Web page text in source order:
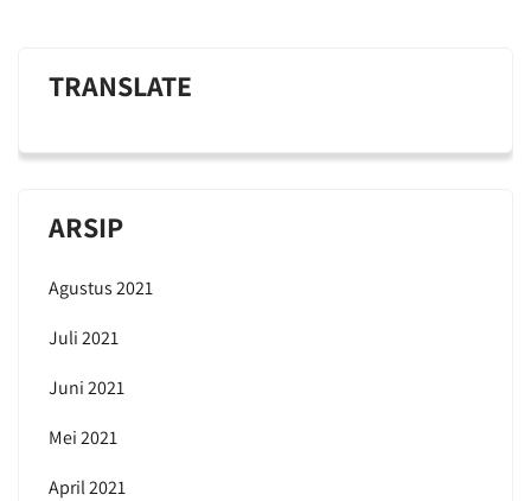
TRANSLATE
ARSIP
Agustus 2021
Juli 2021
Juni 2021
Mei 2021
April 2021